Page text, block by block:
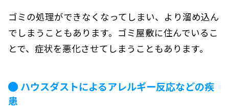
ゴミの処理ができなくなってしまい、より溜め込ん
でしまうこともあります。ゴミ屋敷に住んでいるこ
とで、症状を悪化させてしまうこともあります。
ハウスダストによるアレルギー反応などの疾
患